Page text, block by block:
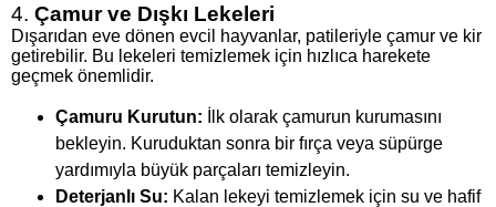
4. Çamur ve Dışkı Lekeleri
Dışarıdan eve dönen evcil hayvanlar, patileriyle çamur ve kir
getirebilir. Bu lekeleri temizlemek için hızlıca harekete
geçmek önemlidir.
Çamuru Kurutun: İlk olarak çamurun kurumasını
bekleyin. Kuruduktan sonra bir fırça veya süpürge
yardımıyla büyük parçaları temizleyin.
Deterjanlı Su: Kalan lekeyi temizlemek için su ve hafif